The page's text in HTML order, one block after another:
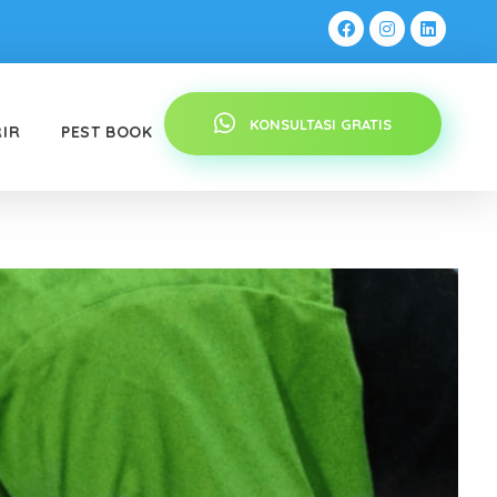
PEST BOOK KONSULTASI GRATIS